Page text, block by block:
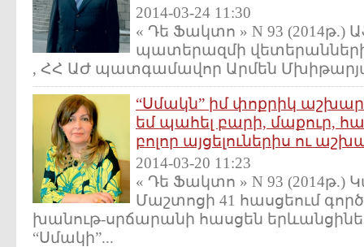
2014-03-24 11:30
« Դե Ֆակտո » N 93
պատերազմի
, ՀՀ ԱԺ պատգամավոր Արմեն
“Սմակն” իմ փոքրիկ
եմ պահել բարի, մաքուր,
բոլոր այցելուներիս ու
2014-03-20 11:23
« Դե Ֆակտո » N 93 (2014թ.)
Մաշտոցի 41 հասցեում
խանութ-սրճարանի հասցեն
“Սմակի”...